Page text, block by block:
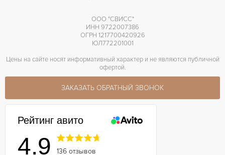
ООО "СВИСС"
ИНН 9722007386
ОГРН 1217700420926
ЮЛ772201001
Цены на сайте носят информативный характер и не являются публичной
офертой.
ЗАКАЗАТЬ ОБРАТНЫЙ ЗВОНОК
Рейтинг авито
4.9 136 отзывов